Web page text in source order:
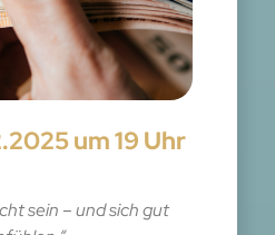
um 19 Uhr
sein – und sich gut